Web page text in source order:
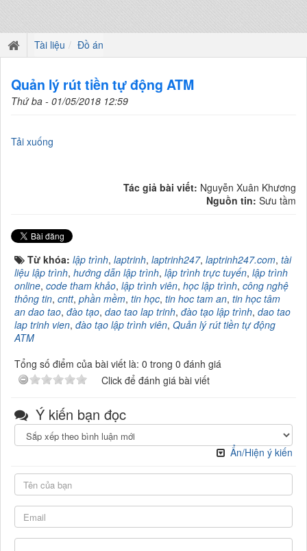
Tài liệu Đồ án
Quản lý rút tiền tự động ATM
Thứ ba - 01/05/2018 12:59
Tải xuống
Tác giả bài viết: Nguyễn Xuân Khương
Nguồn tin: Sưu tầm
Từ khóa: lập trình, laptrinh, laptrinh247, laptrinh247.com, tài
liệu lập trình, hướng dẫn lập trình, lập trình trực tuyến, lập trình
online, code tham khảo, lập trình viên, học lập trình, công nghệ
thông tin, cntt, phần mềm, tin học, tin hoc tam an, tin học tâm
an dao tao, đào tạo, dao tao lap trinh, đào tạo lập trình, dao tao
lap trinh vien, đào tạo lập trình viên, Quản lý rút tiền tự động
ATM
Tổng số điểm của bài viết là: 0 trong 0 đánh giá
Click để đánh giá bài viết
Ý kiến bạn đọc
Ẩn/Hiện ý kiến